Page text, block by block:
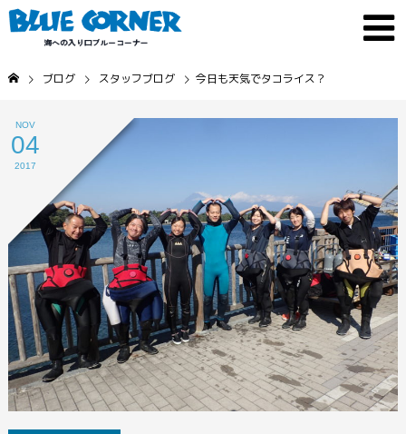
ブログ スタッフブログ 今日も天気でタコライス？
NOV
04
2017